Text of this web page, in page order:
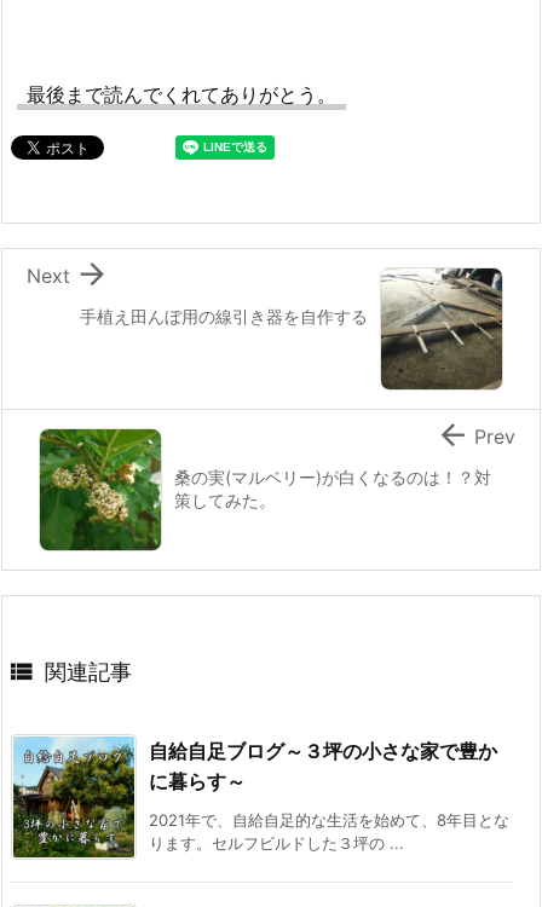
最後まで読んでくれてありがとう。
手植え田んぼ用の線引き器を自作する

Next
桑の実(マルベリー)が白くなるのは！？対
策してみた。
 Prev
 関連記事
自給自足ブログ～３坪の小さな家で豊か
に暮らす～
2021年で、自給自足的な生活を始めて、8年目とな
ります。セルフビルドした３坪の ...